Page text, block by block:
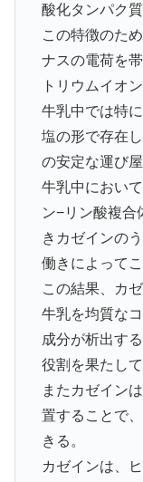
酸化タンパク
この特徴のた
ナスの電荷を
トリウムイオ
牛乳中では特
塩の形で存在
の安定な運び
牛乳中におい
ン−リン酸複合
きカゼインの
働きによって
この結果、カ
牛乳を均質な
成分が析出す
役割を果たして
またカゼイン
置することで
きる。
カゼインは、